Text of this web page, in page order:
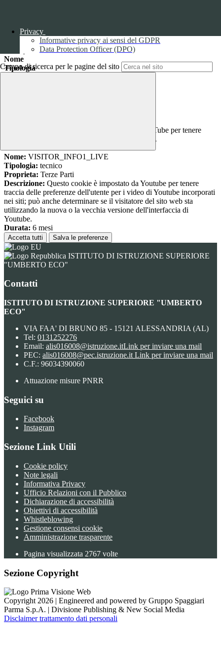
Privacy
Informative privacy ai sensi del GDPR
Data Protection Officer (DPO)
Campo di ricerca per le pagine del sito
policy.
www.youtube.com
Nome
Tipologia
Questo cookie è impostato da YouTube per tenere
traccia delle visualizzazioni dei video incorporati.
Nome: VISITOR_INFO1_LIVE
Tipologia: tecnico
Proprieta: Terze Parti
Descrizione: Questo cookie è impostato da Youtube per tenere
traccia delle preferenze dell'utente per i video di Youtube incorporati
nei siti; può anche determinare se il visitatore del sito web sta
utilizzando la nuova o la vecchia versione dell'interfaccia di
Youtube.
Durata: 6 mesi
Accetta tutti Salva le preferenze
ISTITUTO DI ISTRUZIONE SUPERIORE
"UMBERTO ECO"
Contatti
ISTITUTO DI ISTRUZIONE SUPERIORE "UMBERTO
ECO"
VIA FAA' DI BRUNO 85 - 15121 ALESSANDRIA (AL)
Tel: 0131252276
Email: alis016008@istruzione.itLink per inviare una mail
PEC: alis016008@pec.istruzione.it Link per inviare una mail
C.F.: 96034390060
Attuazione misure PNRR
Seguici su
Facebook
Instagram
Sezione Link Utili
Cookie policy
Note legali
Informativa Privacy
Ufficio Relazioni con il Pubblico
Dichiarazione di accessibilità
Obiettivi di accessibilità
Whistleblowing
Gestione consensi cookie
Amministrazione trasparente
Pagina visualizzata 2767 volte
Sezione Copyright
Copyright 2026 | Engineered and powered by Gruppo Spaggiari
Parma S.p.A. | Divisione Publishing & New Social Media
Disclaimer trattamento dati personali